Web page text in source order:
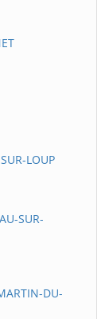
LOUP
SUR-
DU-